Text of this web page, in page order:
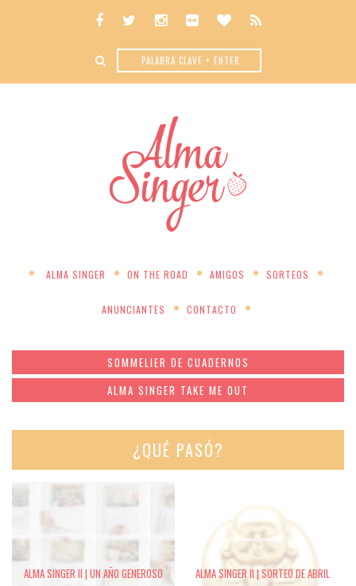
ALMA SINGER ON THE ROAD AMIGOS SORTEOS
ANUNCIANTES CONTACTO
SOMMELIER DE CUADERNOS
ALMA SINGER TAKE ME OUT
¿QUÉ PASÓ?
ALMA SINGER II | UN AÑO GENEROSO ALMA SINGER II | SORTEO DE ABRIL